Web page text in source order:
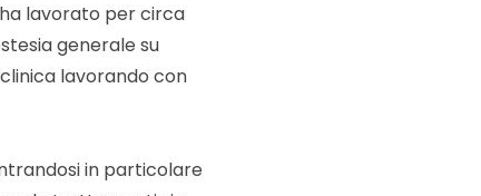
lavorato per circa
generale su
lavorando con
in particolare